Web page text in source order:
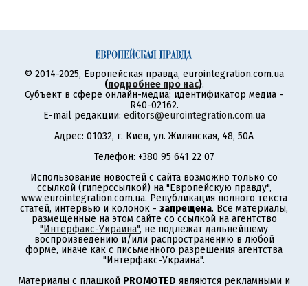
© 2014-2025, Европейская правда, eurointegration.com.ua
(подробнее про нас).
Субъект в сфере онлайн-медиа; идентификатор медиа -
R40-02162.
E-mail редакции: editors@eurointegration.com.ua
Адрес: 01032, г. Киев, ул. Жилянская, 48, 50А
Телефон: +380 95 641 22 07
Использование новостей с сайта возможно только со
ссылкой (гиперссылкой) на "Европейскую правду",
www.eurointegration.com.ua. Републикация полного текста
статей, интервью и колонок - запрещена. Все материалы,
размещенные на этом сайте со ссылкой на агентство
"Интерфакс-Украина", не подлежат дальнейшему
воспроизведению и/или распространению в любой
форме, иначе как с письменного разрешения агентства
"Интерфакс-Украина".
Материалы с плашкой PROMOTED являются рекламными и